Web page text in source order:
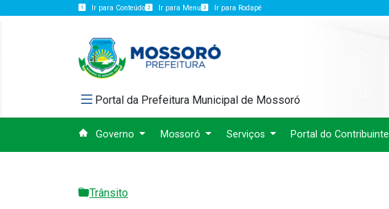
Ir para Conteúdo Ir para Menu Ir para Rodapé
Portal da Prefeitura Municipal de Mossoró
Governo Mossoró Serviços Portal do Contribuinte
Trânsito